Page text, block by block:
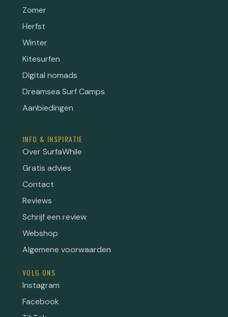
Zomer
Herfst
Winter
Kitesurfen
Digital nomads
Dreamsea Surf Camps
Aanbiedingen
INFO & INSPIRATIE
Over SurfaWhile
Gratis advies
Contact
Reviews
Schrijf een review
Webshop
Algemene voorwaarden
VOLG ONS
Instagram
Facebook